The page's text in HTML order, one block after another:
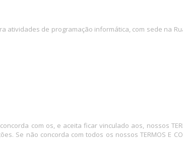
de programação informática, com sede na
com os, e aceita ficar vinculado aos, nossos
Se não concorda com todos os nossos TERMOS E